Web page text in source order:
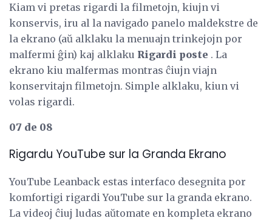
Kiam vi pretas rigardi la filmetojn, kiujn vi
konservis, iru al la navigado panelo maldekstre de
la ekrano (aŭ alklaku la menuajn trinkejojn por
malfermi ĝin) kaj alklaku Rigardi poste . La
ekrano kiu malfermas montras ĉiujn viajn
konservitajn filmetojn. Simple alklaku, kiun vi
volas rigardi.
07 de 08
Rigardu YouTube sur la Granda Ekrano
YouTube Leanback estas interfaco desegnita por
komfortigi rigardi YouTube sur la granda ekrano.
La videoj ĉiuj ludas aŭtomate en kompleta ekrano